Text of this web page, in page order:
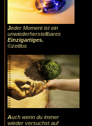
Jeder Moment ist ein
unwiederherstellbares
Einzigartiges.
©zeitlos
Auch wenn du immer
wieder versuchst auf